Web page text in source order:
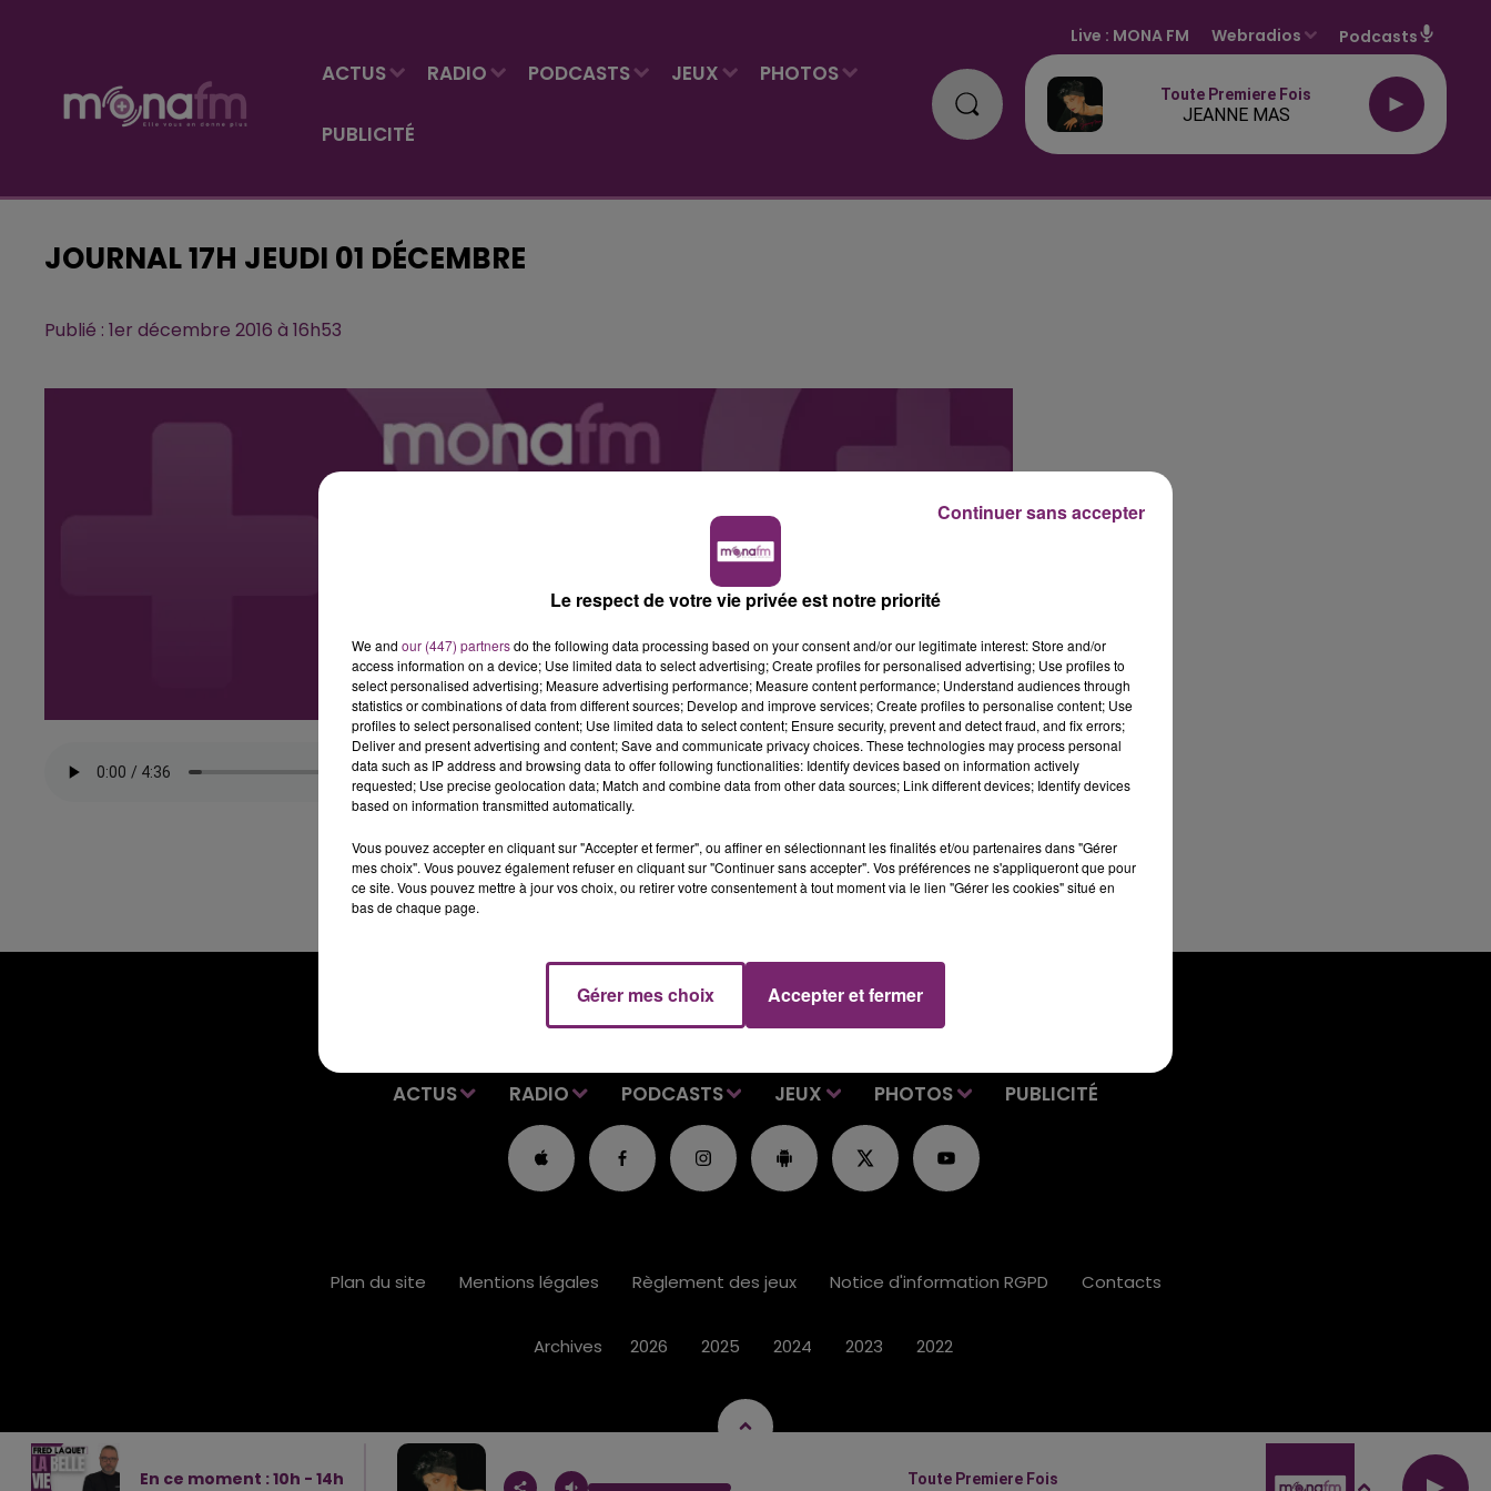
ACTUS RADIO PODCASTS JEUX PHOTOS
PUBLICITÉ
Live : MONA FM Webradios Podcasts
Toute Premiere Fois
JEANNE MAS
JOURNAL 17H JEUDI 01 DÉCEMBRE
Publié : 1er décembre 2016 à 16h53
ACTUS RADIO PODCASTS JEUX PHOTOS PUBLICITÉ
En ce moment :10h - 14h
Toute Premiere Fois
Plan du site Mentions légales Règlement des jeux Notice d'information RGPD Contacts
Archives 2026 2025 2024 2023 2022
Le respect de votre vie privée est notre priorité
We and our (447) partnersdo the following data processing based on your consent and/or our legitimate interest: Store and/or
access information on a device; Use limited data to select advertising; Create profiles for personalised advertising; Use profiles to
select personalised advertising; Measure advertising performance; Measure content performance; Understand audiences through
statistics or combinations of data from different sources; Develop and improve services; Create profiles to personalise content; Use
profiles to select personalised content; Use limited data to select content; Ensure security, prevent and detect fraud, and fix errors;
Deliver and present advertising and content; Save and communicate privacy choices. These technologies may process personal
data such as IP address and browsing data to offer following functionalities: Identify devices based on information actively
requested; Use precise geolocation data; Match and combine data from other data sources; Link different devices; Identify devices
based on information transmitted automatically.
Vous pouvez accepter en cliquant sur "Accepter et fermer", ou affiner en sélectionnant les finalités et/ou partenaires dans "Gérer
mes choix". Vous pouvez également refuser en cliquant sur "Continuer sans accepter". Vos préférences ne s'appliqueront que pour
ce site. Vous pouvez mettre à jour vos choix, ou retirer votre consentement à tout moment via le lien "Gérer les cookies" situé en
bas de chaque page.
Gérer mes choix Accepter et fermer
Continuer sans accepter